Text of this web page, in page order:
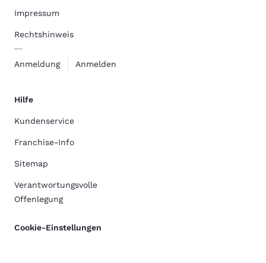
Impressum
Rechtshinweis
Anmeldung Anmelden
Hilfe
Kundenservice
Franchise-Info
Sitemap
Verantwortungsvolle
Offenlegung
Cookie-Einstellungen